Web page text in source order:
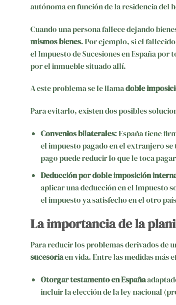
autónoma en función de la residencia del
Cuando una persona fallece dejando
mismos bienes. Por ejemplo, si el
el Impuesto de Sucesiones en España
por el inmueble situado allí.
A este problema se le llamadoble
Para evitarlo, existen dos posibles
Convenios bilaterales: España tiene
el impuesto pagado en el extranjero
pago puede reducir lo que le toca
Deducción por doble imposición
aplicar una deducción en el Impuesto
el impuesto ya satisfecho en el otro
La importancia de la
Para reducir los problemas derivados de
sucesoriaen vida. Entre las medidas más
Otorgar testamento en España
incluir la elección de la ley nacional